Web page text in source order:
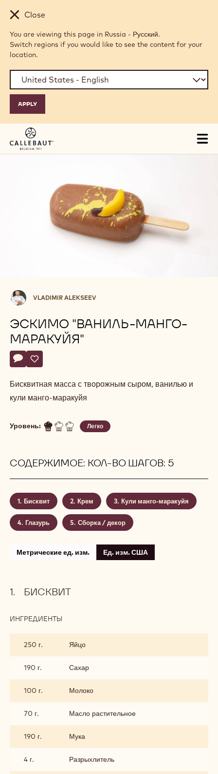
Skip to main content
Close
You are viewing this page in Russia - Русский.
Switch regions if you would like to see the content for your
location.
Vladimir
Alekseev
VLADIMIR ALEKSEEV
ЭСКИМО "ВАНИЛЬ-МАНГО-
МАРАКУЙЯ"
Actions
Напишите комментарий
- Эскимо "Ваниль-манго-маракуйя"
Сохранить
- Эскимо "Ваниль-манго-маракуйя"
Бисквитная масса с творожным сыром, ванилью и
кули манго-маракуйя
Уровень: Легко
СОДЕРЖИМОЕ: КОЛ-ВО ШАГОВ: 5
Бисквит Крем Кули манго-маракуйя
Глазурь Сборка / декор
Метрические ед. изм. Ед. изм. США
БИСКВИТ
ИНГРЕДИЕНТЫ
250 г.
Яйцо
190 г. Сахар
100 г. Молоко
70 г. Масло растительное
190 г. Мука
4 г. Разрыхлитель